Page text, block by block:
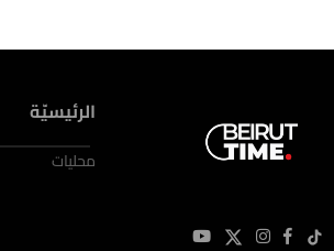
الرئيسيّة
محليات